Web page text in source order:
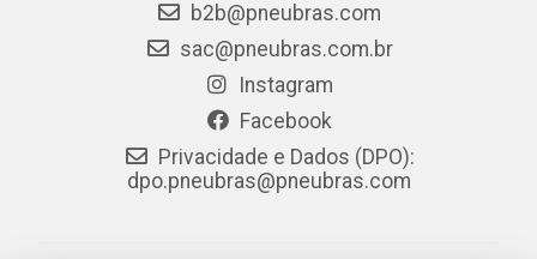
b2b@pneubras.com
sac@pneubras.com.br
Instagram
Facebook
Privacidade e Dados (DPO):
dpo.pneubras@pneubras.com